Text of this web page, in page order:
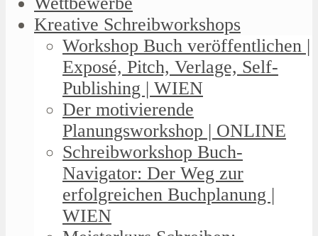
Kreative Schreibworkshops
Workshop Buch veröffentlichen |
Exposé, Pitch, Verlage, Self-
Publishing | WIEN
Der motivierende
Planungsworkshop | ONLINE
Schreibworkshop Buch-
Navigator: Der Weg zur
erfolgreichen Buchplanung |
WIEN